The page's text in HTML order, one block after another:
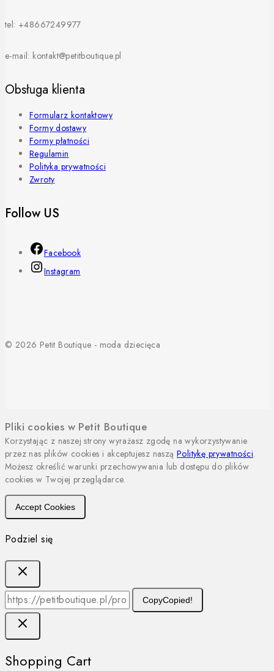
tel: +48667249977
e-mail: kontakt@petitboutique.pl
Obsługa klienta
Formularz kontaktowy
Formy dostawy
Formy płatności
Regulamin
Polityka prywatności
Zwroty
Follow US
Facebook
Instagram
© 2026 Petit Boutique - moda dziecięca
Pliki cookies w Petit Boutique
Korzystając z naszej strony wyrażasz zgodę na wykorzystywanie
przez nas plików cookies i akceptujesz naszą Politykę prywatności.
Możesz określić warunki przechowywania lub dostępu do plików
cookies w Twojej przeglądarce.
Accept Cookies
Podziel się
CopyCopied!
Shopping Cart